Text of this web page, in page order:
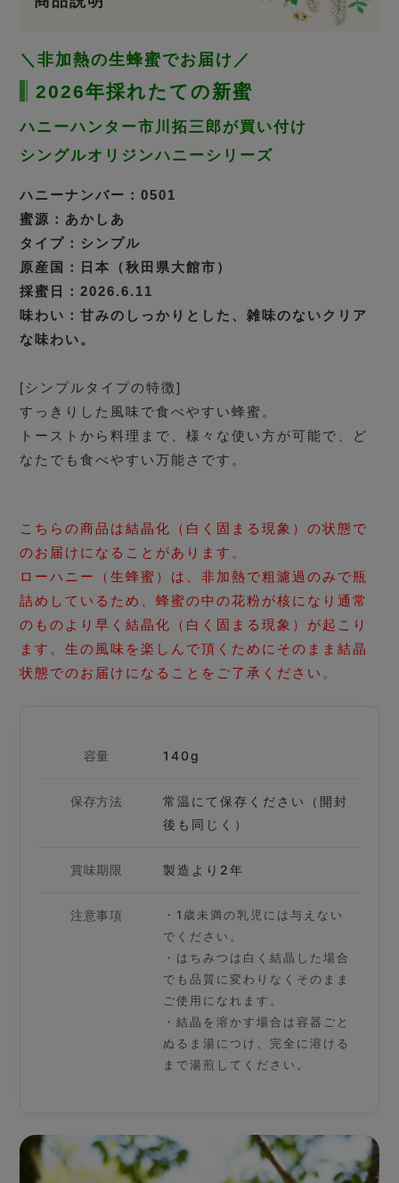
＼非加熱の生蜂蜜でお届け／
2026年採れたての新蜜
ハニーハンター市川拓三郎が買い付け
シングルオリジンハニーシリーズ
ハニーナンバー：0501
蜜源：あかしあ
タイプ：シンプル
原産国：日本（秋田県大館市）
採蜜日：2026.6.11
味わい：甘みのしっかりとした、雑味のないクリア
な味わい。
[シンプルタイプの特徴]
すっきりした風味で食べやすい蜂蜜。
トーストから料理まで、様々な使い方が可能で、ど
なたでも食べやすい万能さです。
こちらの商品は結晶化（白く固まる現象）の状態で
のお届けになることがあります。
ローハニー（生蜂蜜）は、非加熱で粗濾過のみで瓶
詰めしているため、蜂蜜の中の花粉が核になり通常
のものより早く結晶化（白く固まる現象）が起こり
ます。生の風味を楽しんで頂くためにそのまま結晶
状態でのお届けになることをご了承ください。
容量 140g
保存方法
常温にて保存ください（開封
後も同じく）
賞味期限 製造より2年
注意事項
・1歳未満の乳児には与えない
でください。
・はちみつは白く結晶した場合
でも品質に変わりなくそのまま
ご使用になれます。
・結晶を溶かす場合は容器ごと
ぬるま湯につけ、完全に溶ける
まで湯煎してください。